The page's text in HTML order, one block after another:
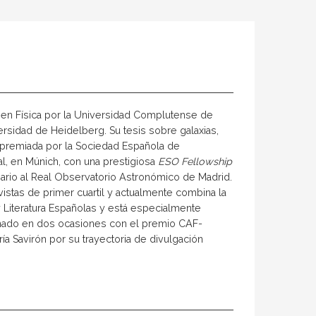
Física por la Universidad Complutense de
de Heidelberg. Su tesis sobre galaxias,
por la Sociedad Española de
en Múnich, con una prestigiosa ESO Fellowship
al Real Observatorio Astronómico de Madrid.
de primer cuartil y actualmente combina la
Españolas y está especialmente
en dos ocasiones con el premio CAF-
Savirón por su trayectoria de divulgación